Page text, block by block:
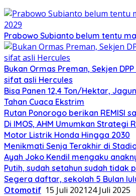
Prabowo Subianto belum tentu
Bukan Ormas Preman, Sekjen
sifat asli Hercules
Bisa Panen 12,4 Ton/Hektar,
Tahan Cuaca Ekstrim
Rutan Ponorogo berikan REMISI
Di IMOS, AHM Umumkan Strategi
Motor Listrik Honda Hingga 2030
Menikmati Senja Terakhir di
Ayah Joko Kendil mengaku
Putih, sudah setahun sudah tidak
Segera daftar, sekolah 5 Bulan
Otomotif 15 Juli 202124 Juli 2025